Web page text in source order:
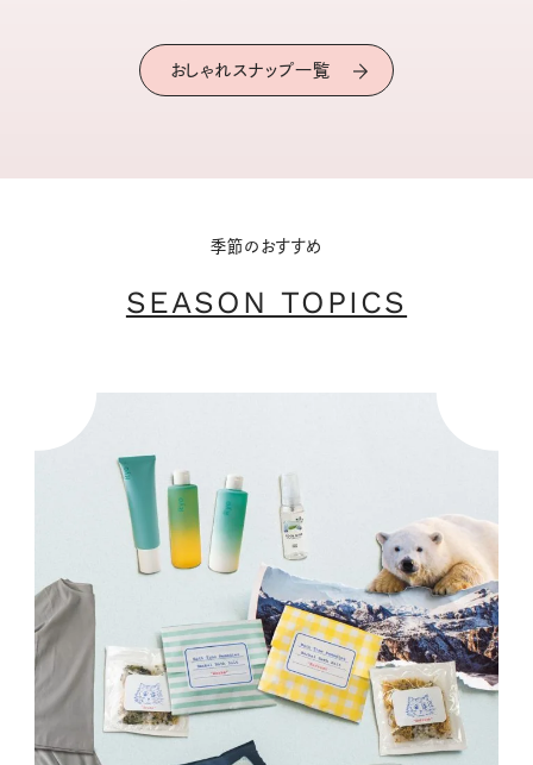
おしゃれスナップ一覧
季節のおすすめ
SEASON TOPICS